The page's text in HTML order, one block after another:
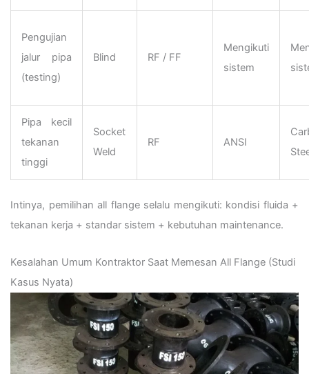
Pengujian
jalur pipa
(testing)
Blind RF / FF
Mengikuti
sistem
Pipa kecil
tekanan
tinggi
Socket
Weld
RF ANSI
Intinya, pemilihan all flange selalu mengikuti: kondisi fluida +
tekanan kerja + standar sistem + kebutuhan maintenance.
Kesalahan Umum Kontraktor Saat Memesan All Flange (Studi
Kasus Nyata)